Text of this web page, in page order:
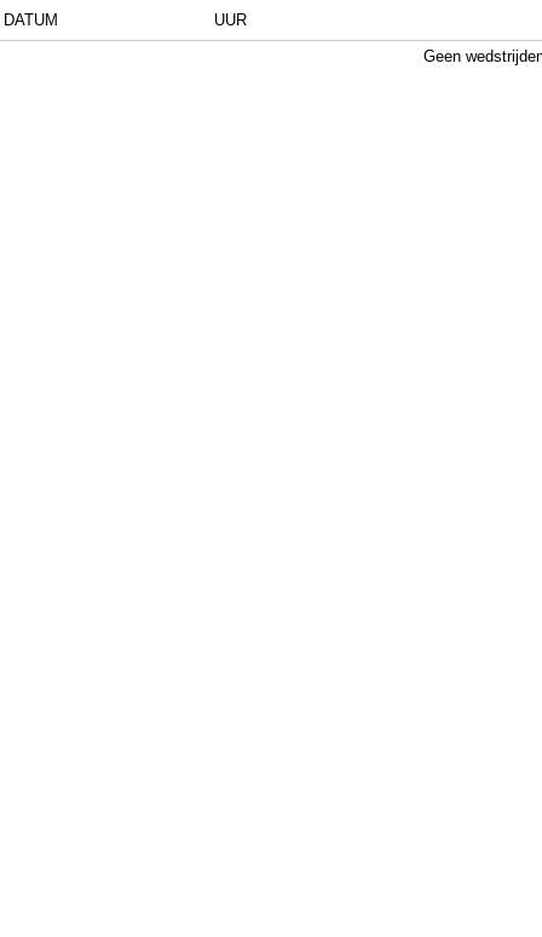
DATUM
UUR
Geen